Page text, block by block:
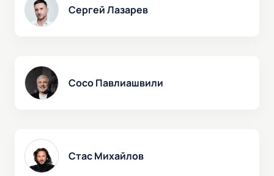
Сергей Лазарев
Сосо Павлиашвили
Стас Михайлов